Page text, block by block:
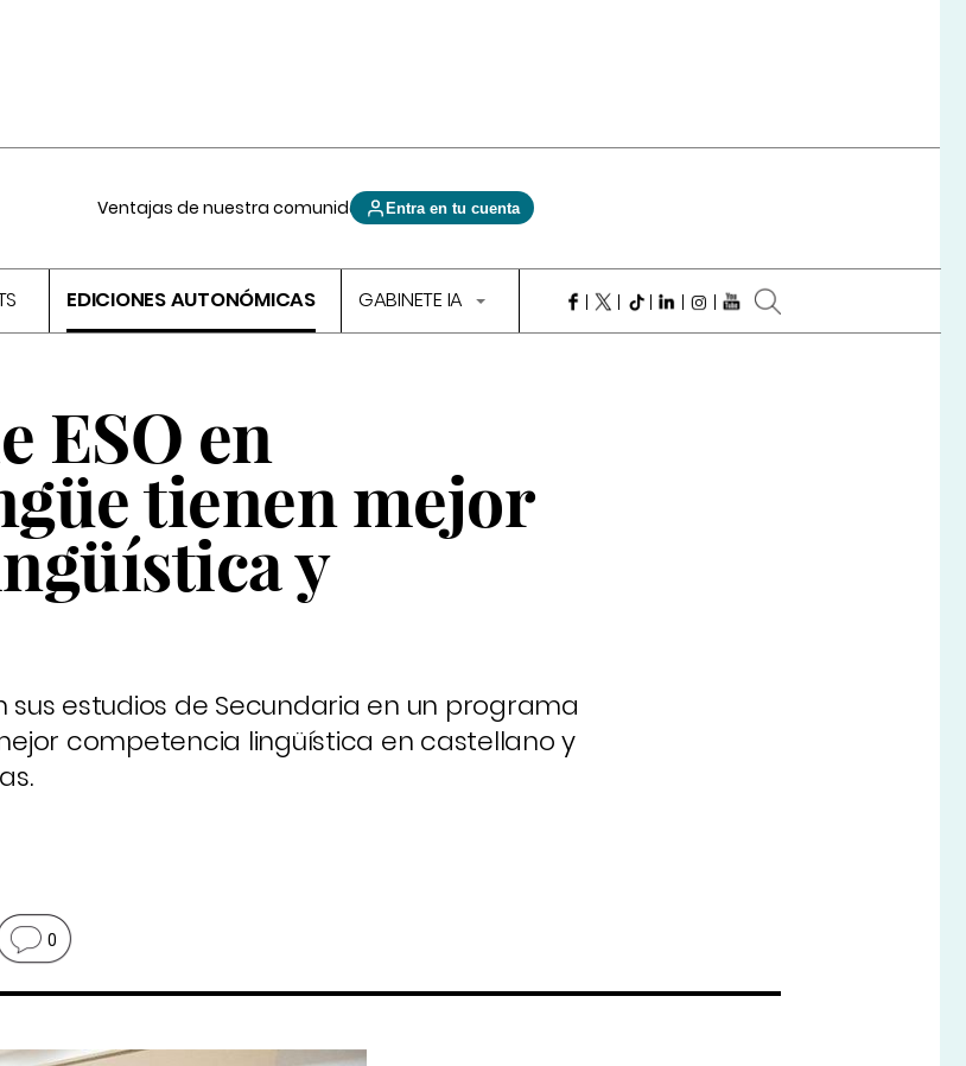
Ventajas de nuestra comunidad Entra en tu cuenta
EDICIONES AUTONÓMICAS GABINETE IA
ESO en
tienen mejor
y
estudios de Secundaria en un programa
competencia lingüística en castellano y
0